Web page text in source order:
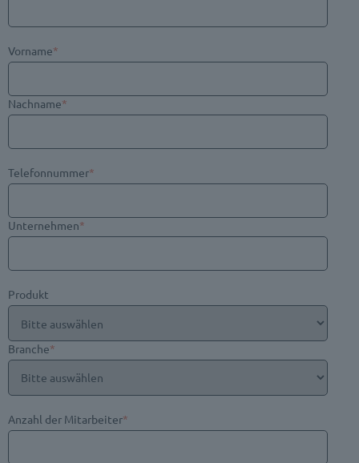
Vorname*
Nachname*
Telefonnummer*
Unternehmen*
Produkt
Branche*
Anzahl der Mitarbeiter*